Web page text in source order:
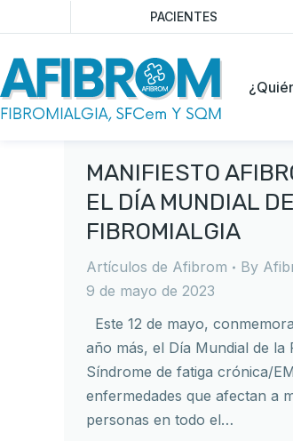
PACIENTES
MANIFIESTO
EL DÍA MUNDIAL
FIBROMIALGIA
Artículos de Afibrom By
9 de mayo de 2023
Este 12 de mayo,
año más, el Día Mundial de la
Síndrome de fatiga crónica/
enfermedades que afectan a
personas en todo el…